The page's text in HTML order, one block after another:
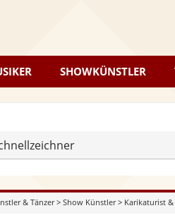
SHOWKÜNSTLER
& Tänzer> Show Künstler> Karikaturist